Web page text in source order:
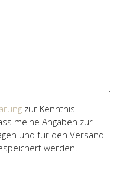
zur Kenntnis
meine Angaben zur
und für den Versand
werden.